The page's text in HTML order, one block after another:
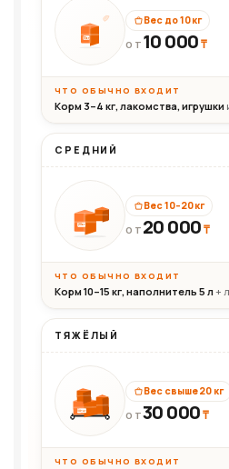
10кг
Вес до 10 кг
ОТ 10 000₸
ЧТО ОБЫЧНО ВХОДИТ
Корм 3–4 кг, лакомства, игрушки
СРЕДНИЙ
20кг
Вес 10–20 кг
ОТ 20 000₸
ЧТО ОБЫЧНО ВХОДИТ
Корм 10–15 кг, наполнитель 5 л+
ТЯЖЁЛЫЙ
30+кг
Вес свыше 20 кг
ОТ30 000₸
ЧТО ОБЫЧНО ВХОДИТ